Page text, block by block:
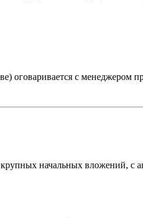
оговаривается с менеджером
начальных вложений, с